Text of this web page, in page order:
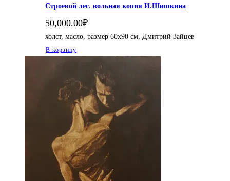
Строевой лес. вольная копия И.Шишкина
50,000.00₽
холст, масло, размер 60х90 см, Дмитрий Зайцев
В корзину